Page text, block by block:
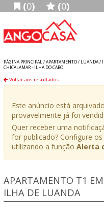
(0) (0)
PÁGINA PRINCIPAL /APARTAMENTO/ LUANDA/
CHICALAMAR - ILHA DO CABO
Voltar aos resultados
Este anúncio está
provavelmente já foi
Quer receber uma
for publicado? Configure
utilizando a função Alerta
APARTAMENTO T1
ILHA DE LUANDA